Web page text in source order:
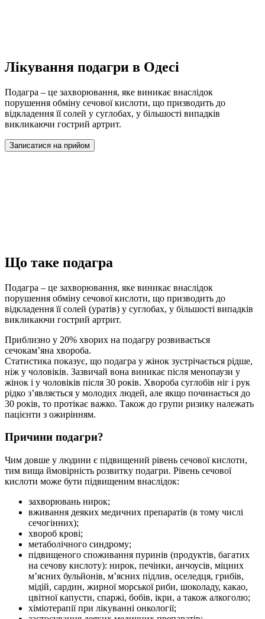
Лікування подагри в Одесі
Подагра – це захворювання, яке виникає внаслідок
порушення обміну сечової кислоти, що призводить до
відкладення її солей у суглобах, у більшості випадків
викликаючи гострий артрит.
Записатися на прийом
Що таке подагра
Подагра – це захворювання, яке виникає внаслідок
порушення обміну сечової кислоти, що призводить до
відкладення її солей (уратів) у суглобах, у більшості випадків
викликаючи гострий артрит.
Приблизно у 20% хворих на подагру розвивається
сечокам’яна хвороба.
Статистика показує, що подагра у жінок зустрічається рідше,
ніж у чоловіків. Зазвичай вона виникає після менопаузи у
жінок і у чоловіків після 30 років. Хвороба суглобів ніг і рук
рідко з’являється у молодих людей, але якщо починається до
30 років, то протікає важко. Також до групи ризику належать
пацієнти з ожирінням.
Причини подагри?
Чим довше у людини є підвищений рівень сечової кислоти,
тим вища ймовірність розвитку подагри. Рівень сечової
кислоти може бути підвищеним внаслідок:
захворювань нирок;
вживання деяких медичних препаратів (в тому числі
сечогінних);
хвороб крові;
метаболічного синдрому;
підвищеного споживання пуринів (продуктів, багатих
на сечову кислоту): нирок, печінки, анчоусів, міцних
м’ясних бульйонів, м’ясних підлив, оселедця, грибів,
мідій, сардин, жирної морської риби, шоколаду, какао,
цвітної капусти, спаржі, бобів, ікри, а також алкоголю;
хіміотерапії при лікуванні онкології;